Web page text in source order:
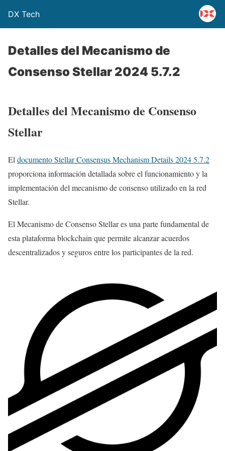
DX Tech
Detalles del Mecanismo de
Consenso Stellar 2024 5.7.2
Detalles del Mecanismo de Consenso
Stellar
El documento Stellar Consensus Mechanism Details 2024 5.7.2
proporciona información detallada sobre el funcionamiento y la
implementación del mecanismo de consenso utilizado en la red
Stellar.
El Mecanismo de Consenso Stellar es una parte fundamental de
esta plataforma blockchain que permite alcanzar acuerdos
descentralizados y seguros entre los participantes de la red.